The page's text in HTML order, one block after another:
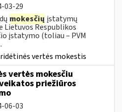
03-29
mokesčių įstatymų
Lietuvos Respublikos
įstatymo (toliau – PVM
vertės mokestis
vertės mokesčiu
priežiūros
06-03